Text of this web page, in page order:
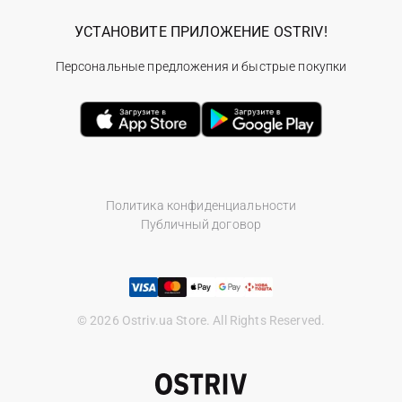
Политика конфиденциальности
Публичный договор
© 2026 Ostriv.ua Store. All Rights Reserved.
УСТАНОВИТЕ ПРИЛОЖЕНИЕ OSTRIV!
Персональные предложения и быстрые покупки